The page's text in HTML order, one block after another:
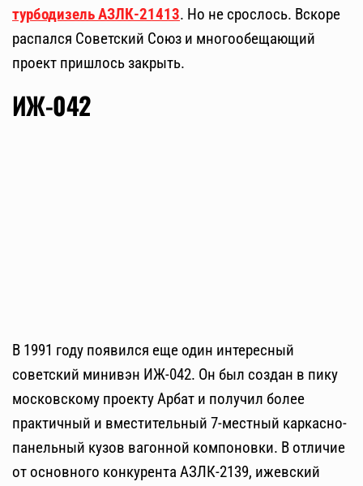
турбодизель АЗЛК-21413. Но не срослось. Вскоре
распался Советский Союз и многообещающий
проект пришлось закрыть.
ИЖ-042
В 1991 году появился еще один интересный
советский минивэн ИЖ-042. Он был создан в пику
московскому проекту Арбат и получил более
практичный и вместительный 7-местный каркасно-
панельный кузов вагонной компоновки. В отличие
от основного конкурента АЗЛК-2139, ижевский